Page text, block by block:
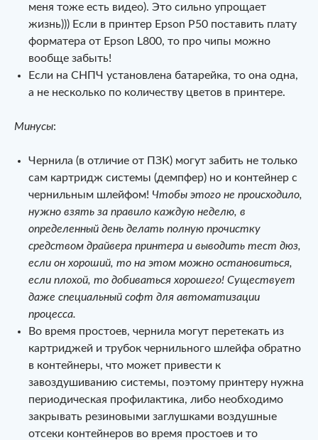
меня тоже есть видео). Это сильно упрощает
жизнь))) Если в принтер Epson P50 поставить плату
форматера от Epson L800, то про чипы можно
вообще забыть!
Если на СНПЧ установлена батарейка, то она одна,
а не несколько по количеству цветов в принтере.
Минусы:
Чернила (в отличие от ПЗК) могут забить не только
сам картридж системы (демпфер) но и контейнер с
чернильным шлейфом! Чтобы этого не происходило,
нужно взять за правило каждую неделю, в
определенный день делать полную прочистку
средством драйвера принтера и выводить тест дюз,
если он хороший, то на этом можно остановиться,
если плохой, то добиваться хорошего! Существует
даже специальный софт для автоматизации
процесса.
Во время простоев, чернила могут перетекать из
картриджей и трубок чернильного шлейфа обратно
в контейнеры, что может привести к
завоздушиванию системы, поэтому принтеру нужна
периодическая профилактика, либо необходимо
закрывать резиновыми заглушками воздушные
отсеки контейнеров во время простоев и то